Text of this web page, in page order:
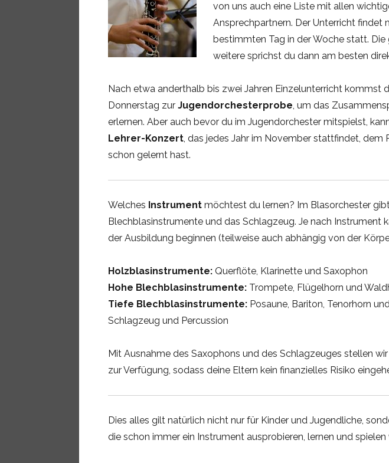
von uns auch eine Liste mit allen
Ansprechpartnern. Der Unterricht findet
bestimmten Tag in der Woche statt. Die
weitere sprichst du dann am besten
Nach etwa anderthalb bis zwei Jahren Einzelunterricht kommst
Donnerstag zurJugendorchesterprobe, um das
erlernen. Aber auch bevor du im Jugendorchester mitspielst,
Lehrer-Konzert, das jedes Jahr im November stattfindet, dem
schon gelernt hast.
Welches Instrument möchtest du lernen? Im Blasorchester
Blechblasinstrumente und das Schlagzeug. Je nach Instrument
der Ausbildung beginnen (teilweise auch abhängig von der
Holzblasinstrumente: Querflöte, Klarinette und Saxophon
Hohe Blechblasinstrumente: Trompete, Flügelhorn und
Tiefe Blechblasinstrumente: Posaune, Bariton, Tenorhorn
Schlagzeug und Percussion
Mit Ausnahme des Saxophons und des Schlagzeuges stellen
zur Verfügung, sodass deine Eltern kein finanzielles Risiko
Dies alles gilt natürlich nicht nur für Kinder und Jugendliche,
die schon immer ein Instrument ausprobieren, lernen und